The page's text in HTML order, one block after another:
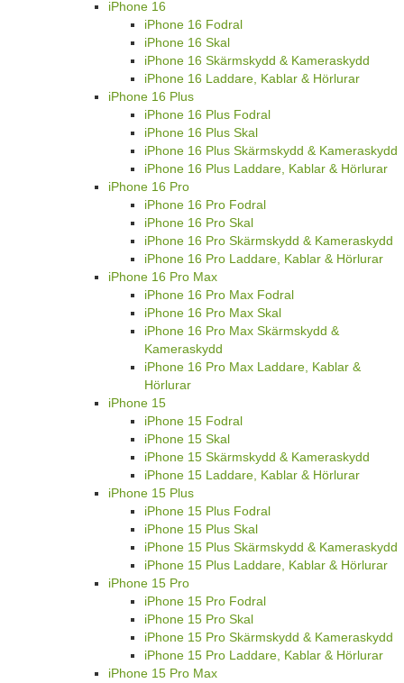
iPhone 16
iPhone 16 Fodral
iPhone 16 Skal
iPhone 16 Skärmskydd & Kameraskydd
iPhone 16 Laddare, Kablar & Hörlurar
iPhone 16 Plus
iPhone 16 Plus Fodral
iPhone 16 Plus Skal
iPhone 16 Plus Skärmskydd & Kameraskydd
iPhone 16 Plus Laddare, Kablar & Hörlurar
iPhone 16 Pro
iPhone 16 Pro Fodral
iPhone 16 Pro Skal
iPhone 16 Pro Skärmskydd & Kameraskydd
iPhone 16 Pro Laddare, Kablar & Hörlurar
iPhone 16 Pro Max
iPhone 16 Pro Max Fodral
iPhone 16 Pro Max Skal
iPhone 16 Pro Max Skärmskydd &
Kameraskydd
iPhone 16 Pro Max Laddare, Kablar &
Hörlurar
iPhone 15
iPhone 15 Fodral
iPhone 15 Skal
iPhone 15 Skärmskydd & Kameraskydd
iPhone 15 Laddare, Kablar & Hörlurar
iPhone 15 Plus
iPhone 15 Plus Fodral
iPhone 15 Plus Skal
iPhone 15 Plus Skärmskydd & Kameraskydd
iPhone 15 Plus Laddare, Kablar & Hörlurar
iPhone 15 Pro
iPhone 15 Pro Fodral
iPhone 15 Pro Skal
iPhone 15 Pro Skärmskydd & Kameraskydd
iPhone 15 Pro Laddare, Kablar & Hörlurar
iPhone 15 Pro Max